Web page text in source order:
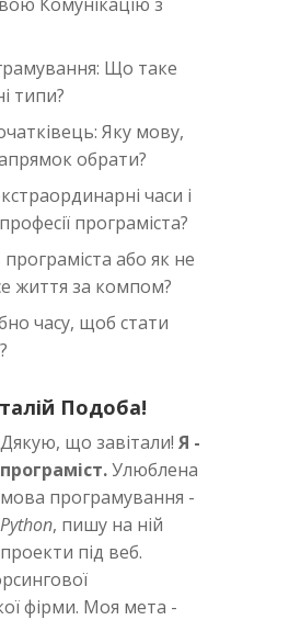
Що таке
типи?
Яку мову,
обрати?
часи i
програміста?
або як не
життя за компом?
часу, щоб стати
Подоба!
Дякую, що завітали! Я -
програміст.Улюблена
мова програмування -
Python, пишу на ній
проекти під веб.
фірми. Моя мета -